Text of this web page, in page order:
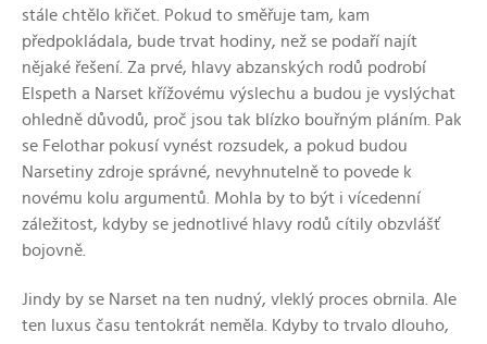
stále chtělo křičet. Pokud to směřuje tam, kam
předpokládala, bude trvat hodiny, než se podaří najít
nějaké řešení. Za prvé, hlavy abzanských rodů podrobí
Elspeth a Narset křížovému výslechu a budou je vyslýchat
ohledně důvodů, proč jsou tak blízko bouřným pláním. Pak
se Felothar pokusí vynést rozsudek, a pokud budou
Narsetiny zdroje správné, nevyhnutelně to povede k
novému kolu argumentů. Mohla by to být i vícedenní
záležitost, kdyby se jednotlivé hlavy rodů cítily obzvlášť
bojovně.
Jindy by se Narset na ten nudný, vleklý proces obrnila. Ale
ten luxus času tentokrát neměla. Kdyby to trvalo dlouho,